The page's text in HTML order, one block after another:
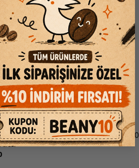
600A Chemex, Ahşap Tutacaklı, 600